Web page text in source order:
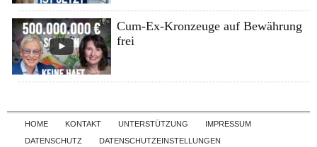
Cum-Ex-Kronzeuge auf Bewährung
frei
Skip to content
HOME KONTAKT UNTERSTÜTZUNG
IMPRESSUM
DATENSCHUTZ
DATENSCHUTZEINSTELLUNGEN